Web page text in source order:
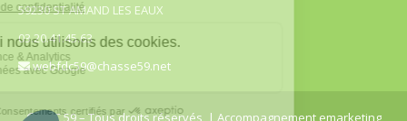
59230 ST AMAND LES EAUX
03.20.41.45.63
webfdc59@chasse59.net
© FDC 59 – Tous droits réservés | Accompagnement emarketing